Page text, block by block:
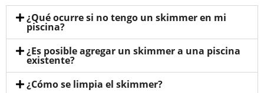
¿Qué ocurre si no tengo un skimmer en mi
piscina?
¿Es posible agregar un skimmer a una piscina
existente?
¿Cómo se limpia el skimmer?